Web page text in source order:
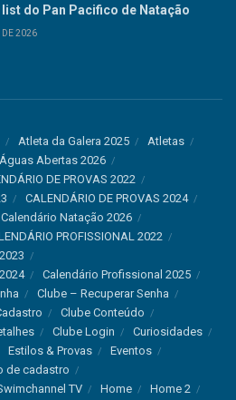
do Pan Pacifico de Natação
DE 2026
Atleta da Galera 2025
Atletas
Abertas 2026
DE PROVAS 2022
CALENDÁRIO DE PROVAS 2024
Calendário Natação 2026
PROFISSIONAL 2022
Calendário Profissional 2025
Clube – Recuperar Senha
Clube Conteúdo
Clube Login
Curiosidades
Estilos & Provas
Eventos
de cadastro
TV
Home Home 2